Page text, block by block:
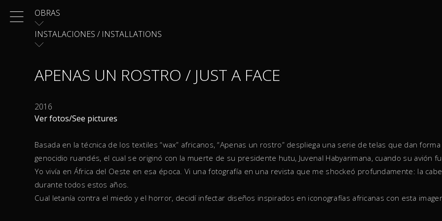
OBRAS
INSTALACIONES / INSTALLATIONS
APENAS UN ROSTRO / JUST A FACE
2016
Ver fotos/See pictures
Basada en la técnica de los textiles “wax” africanos, “Apenas un rostro” despliega una serie de telas que dan
genocidio ruandés, el cual se originó con la muerte de su presidente hutu, Juvenal Habyarimana, cuando su avión
Yo vivía en África del Oeste en esa época. Vi una fotografía en una revista que me shockeó profundamente: la
durante todos estos años.
Cual letanía contra el miedo y el horror, decidí infectar diseños inspirados en iconografías africanas con esta